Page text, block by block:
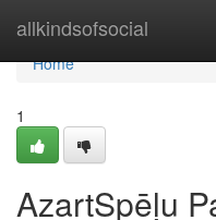
allkindsofsocial
Home
Home
1
AzartSpēļu